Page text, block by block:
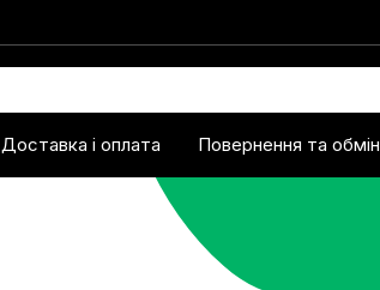
Доставка і оплата Повернення та обмін